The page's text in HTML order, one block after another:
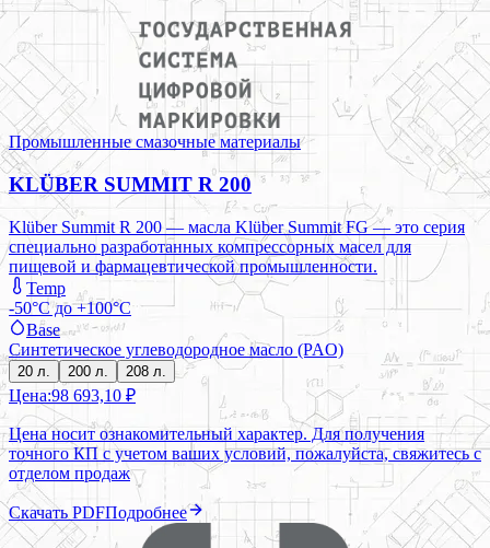
Промышленные смазочные материалы
KLÜBER SUMMIT R 200
Klüber Summit R 200 — масла Klüber Summit FG — это серия
специально разработанных компрессорных масел для
пищевой и фармацевтической промышленности.
Temp
-50°C до +100°C
Base
Синтетическое углеводородное масло (PAO)
20 л. 200 л. 208 л.
Цена:98 693,10 ₽
Цена носит ознакомительный характер. Для получения
точного КП с учетом ваших условий, пожалуйста, свяжитесь с
отделом продаж
Скачать PDFПодробнее